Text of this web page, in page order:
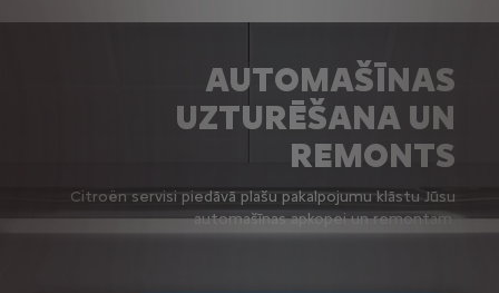
AUTOMAŠĪNAS
UZTURĒŠANA UN
REMONTS
Citroën servisi piedāvā plašu pakalpojumu klāstu Jūsu
automašīnas apkopei un remontam.